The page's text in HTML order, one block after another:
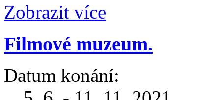
Zobrazit více
Filmové muzeum.
Datum konání: